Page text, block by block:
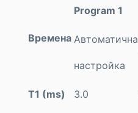
Времена
Program 1
Автоматична
настройка
Т1 (ms) 3.0